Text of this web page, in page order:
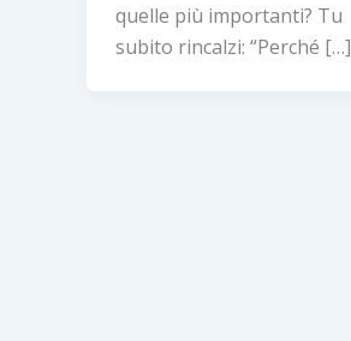
quelle più importanti? Tu
subito rincalzi: “Perché […]